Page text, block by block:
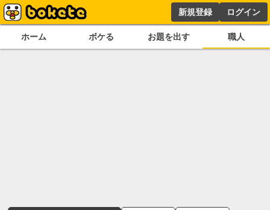
新規登録 ログイン
ホーム ボケる お題を出す 職人